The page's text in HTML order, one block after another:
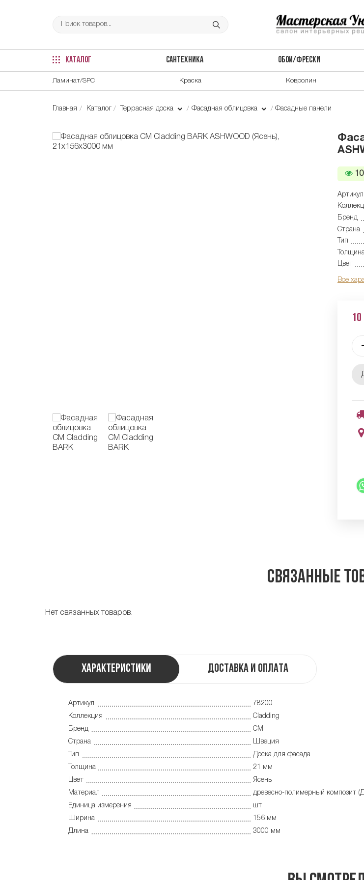
КАТАЛОГ САНТЕХНИКА ОБОИ/ФРЕСКИ
Ламинат/SPC Краска Ковролин
Главная Каталог Террасная доска Фасадная облицовка Фасадные панели
10
Артикул
Бренд
Страна
Тип
Цвет
Все
Связанные
Нет связанных товаров.
Характеристики Доставка и оплата
Артикул
78200
Коллекция
Cladding
Бренд
CM
Страна
Швеция
Тип
Доска для фасада
Толщина
21 мм
Цвет
Ясень
Материал
древесно-полимерный композит
Единица измерения
шт
Ширина
156 мм
Длина
3000 мм